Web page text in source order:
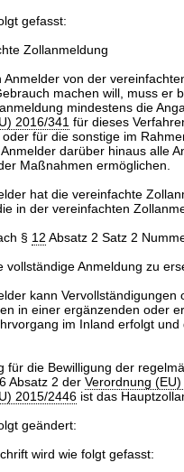
gefasst:
Zollanmeldung
Anmelder von der
machen will, muss er
mindestens die
2016/341 für dieses
für die sonstige im
darüber hinaus alle
Maßnahmen ermöglichen.
hat die vereinfachte
in der vereinfachten
§ 12 Absatz 2 Satz 2
vollständige Anmeldung zu
kann
in einer ergänzenden oder
im Inland erfolgt
für die Bewilligung der
Absatz 2 der Verordnung
2015/2446ist das
geändert:
wird wie folgt gefasst: